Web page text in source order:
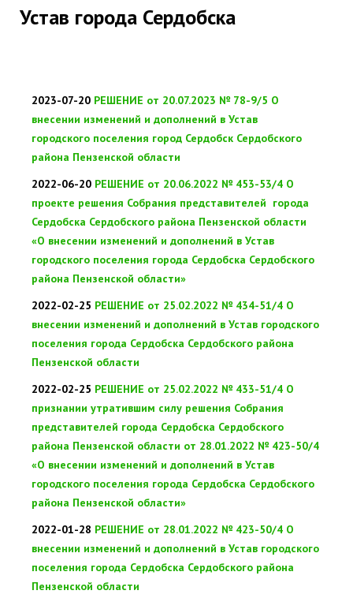
Устав города Сердобска
2023-07-20 РЕШЕНИЕ от 20.07.2023 № 78-9/5 О
внесении изменений и дополнений в Устав
городского поселения город Сердобск Сердобского
района Пензенской области
2022-06-20 РЕШЕНИЕ от 20.06.2022 № 453-53/4 О
проекте решения Собрания представителей города
Сердобска Сердобского района Пензенской области
«О внесении изменений и дополнений в Устав
городского поселения города Сердобска Сердобского
района Пензенской области»
2022-02-25 РЕШЕНИЕ от 25.02.2022 № 434-51/4 О
внесении изменений и дополнений в Устав городского
поселения города Сердобска Сердобского района
Пензенской области
2022-02-25 РЕШЕНИЕ от 25.02.2022 № 433-51/4 О
признании утратившим силу решения Собрания
представителей города Сердобска Сердобского
района Пензенской области от 28.01.2022 № 423-50/4
«О внесении изменений и дополнений в Устав
городского поселения города Сердобска Сердобского
района Пензенской области»
2022-01-28 РЕШЕНИЕ от 28.01.2022 № 423-50/4 О
внесении изменений и дополнений в Устав городского
поселения города Сердобска Сердобского района
Пензенской области